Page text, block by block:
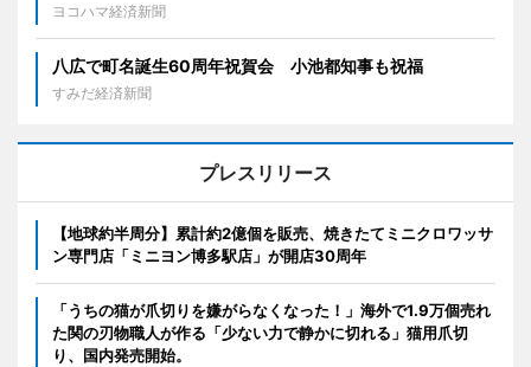
ヨコハマ経済新聞
八広で町名誕生60周年祝賀会 小池都知事も祝福
すみだ経済新聞
プレスリリース
【地球約半周分】累計約2億個を販売、焼きたてミニクロワッサ
ン専門店「ミニヨン博多駅店」が開店30周年
「うちの猫が爪切りを嫌がらなくなった！」海外で1.9万個売れ
た関の刃物職人が作る「少ない力で静かに切れる」猫用爪切
り、国内発売開始。